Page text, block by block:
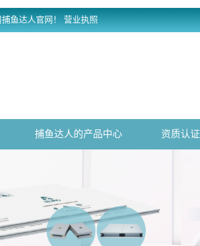
鱼达人官网！ 营业执照
捕鱼达人的产品中心 资质认证